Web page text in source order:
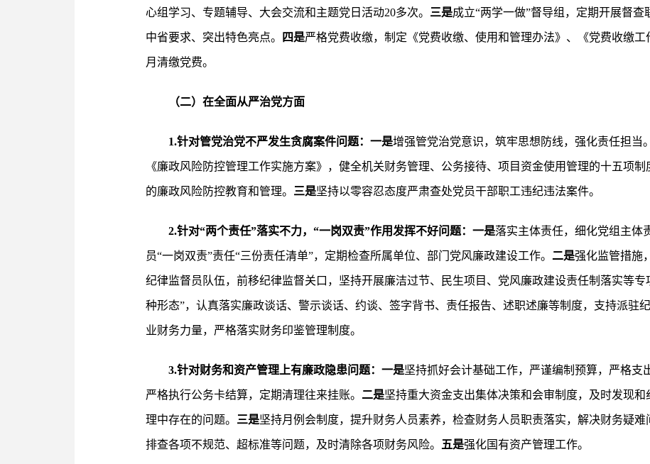
心组学习、专题辅导、大会交流和主题党日活动20多次。 三是成立“两学一做”督导组，定期开展督
中省要求、突出特色亮点。 四是严格党费收缴，制定《党费收缴、使用和管理办法》、《党费收缴
月清缴党费。
（二）在全面从严治党方面
1.针对管党治党不严发生贪腐案件问题：一是增强管党治党意识，筑牢思想防线，强化责任担当。
《廉政风险防控管理工作实施方案》，健全机关财务管理、公务接待、项目资金使用管理的十五项
的廉政风险防控教育和管理。 三是坚持以零容忍态度严肃查处党员干部职工违纪违法案件。
2.针对“两个责任”落实不力，“一岗双责”作用发挥不好问题： 一是落实主体责任，细化党组主体
员“一岗双责”责任“三份责任清单”，定期检查所属单位、部门党风廉政建设工作。 二是强化监管措施
纪律监督员队伍，前移纪律监督关口，坚持开展廉洁过节、民生项目、党风廉政建设责任制落实等专
种形态”，认真落实廉政谈话、警示谈话、约谈、签字背书、责任报告、述职述廉等制度，支持派驻纪
业财务力量，严格落实财务印鉴管理制度。
3.针对财务和资产管理上有廉政隐患问题：一是坚持抓好会计基础工作，严谨编制预算，严格支
严格执行公务卡结算，定期清理往来挂账。 二是坚持重大资金支出集体决策和会审制度，及时发现
理中存在的问题。 三是坚持月例会制度，提升财务人员素养，检查财务人员职责落实，解决财务疑难
排查各项不规范、超标准等问题，及时清除各项财务风险。 五是强化国有资产管理工作。